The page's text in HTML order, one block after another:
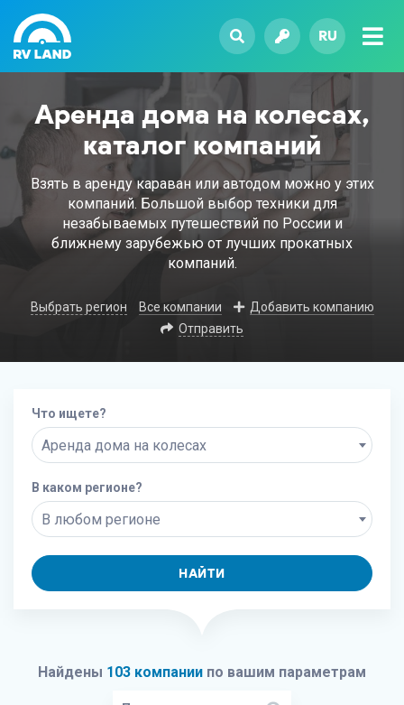
RU
Аренда дома на колесах,
каталог компаний
Взять в аренду караван или автодом можно у этих
компаний. Большой выбор техники для
незабываемых путешествий по России и
ближнему зарубежью от лучших прокатных
компаний.
Выбрать регион Все компании
Добавить компанию
Отправить
Что ищете?
Аренда дома на колесах
В каком регионе?
В любом регионе
НАЙТИ
Найдены 103 компании по вашим параметрам